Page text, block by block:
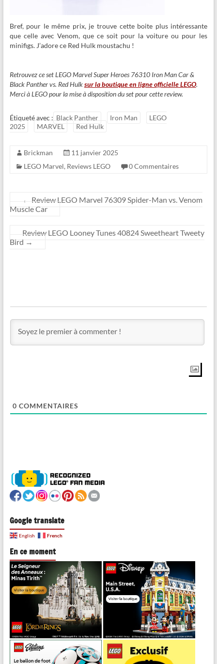
Bref, pour le même prix, je trouve cette boite plus intéressante
que celle avec Venom, que ce soit pour la voiture ou pour les
minifigs. J’adore ce Red Hulk moustachu !
Retrouvez ce set LEGO Marvel Super Heroes 76310 Iron Man Car &
Black Panther vs. Red Hulksur la boutique en ligne officielle LEGO.
Merci à LEGO pour la mise à disposition du set pour cette review.
Étiqueté avec : Black Panther Iron Man
LEGO
2025
MARVEL Red Hulk
Brickman
11 janvier 2025
LEGO Marvel, Reviews LEGO 0 Commentaires
←
Review LEGO Marvel 76309 Spider-Man vs. Venom
Muscle Car
Review LEGO Looney Tunes 40824 Sweetheart Tweety
Bird →
0 COMMENTAIRES
Google translate
English French
En ce moment